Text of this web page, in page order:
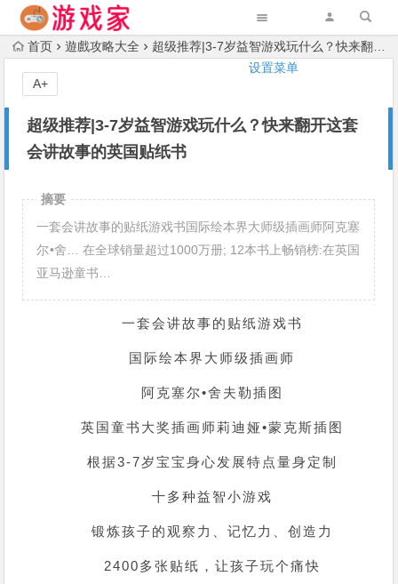
设置菜单
首页 遊戲攻略大全 超级推荐|3-7岁益智游戏玩什么？快来翻开这套会讲故事的英国贴纸书
超级推荐|3-7岁益智游戏玩什么？快来翻开这套
会讲故事的英国贴纸书
A+
摘要
一套会讲故事的贴纸游戏书国际绘本界大师级插画师阿克塞
尔•舍… 在全球销量超过1000万册; 12本书上畅销榜:在英国
亚马逊童书…
一套会讲故事的贴纸游戏书
国际绘本界大师级插画师
阿克塞尔•舍夫勒插图
英国童书大奖插画师莉迪娅•蒙克斯插图
根据3-7岁宝宝身心发展特点量身定制
十多种益智小游戏
锻炼孩子的观察力、记忆力、创造力
2400多张贴纸，让孩子玩个痛快